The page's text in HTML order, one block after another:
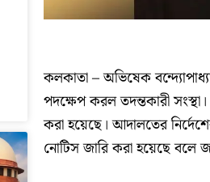
কলকাতা – অভিষেক
পদক্ষেপ করল তদন্তকারী
করা হয়েছে। আদালতের
নোটিস জারি করা হয়েছে বলে